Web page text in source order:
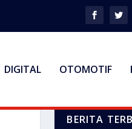
DIGITAL OTOMOTIF
BERITA